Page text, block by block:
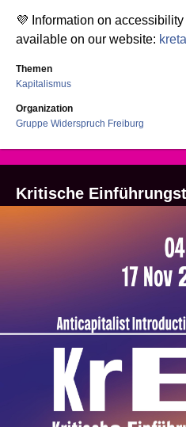
💜 Information on
available on our website:
Themen
Kapitalismus
Organization
Gruppe Widerspruch Freiburg
Kritische